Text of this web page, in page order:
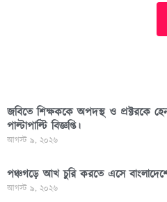
জবিতে শিক্ষককে অপদস্থ ও প্রক্টরকে
পাল্টাপাল্টি বিজ্ঞপ্তি।
আগস্ট ৯, ২০২৬
পঞ্চগড়ে আখ চুরি করতে এসে
আগস্ট ৯, ২০২৬